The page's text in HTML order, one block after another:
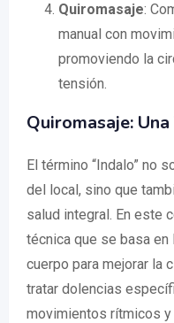
Quiromasaje:
manual con
promoviendo la
tensión.
Quiromasaje:
El término “Indalo” no
del local, sino que
salud integral. En este
técnica que se basa en
cuerpo para mejorar la
tratar dolencias
movimientos rítmicos